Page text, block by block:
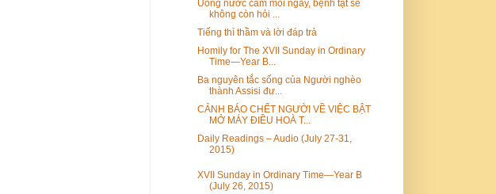
Uống nước cam mỗi ngày, bệnh tật sẽ
không còn hỏi ...
Tiếng thì thầm và lời đáp trả
Homily for The XVII Sunday in Ordinary
Time—Year B...
Ba nguyên tắc sống của Người nghèo
thành Assisi đư...
CẢNH BÁO CHẾT NGƯỜI VỀ VIỆC BẬT
MỞ MÁY ĐIỀU HOÀ T...
Daily Readings – Audio (July 27-31,
2015)
XVII Sunday in Ordinary Time—Year B
(July 26, 2015)